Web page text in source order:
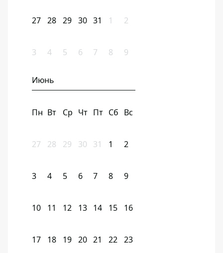
27 28 29 30 31 1 2
3 4 5 6 7 8 9
Июнь
Пн Вт Ср Чт Пт Сб Вс
27 28 29 30 31 1 2
3 4 5 6 7 8 9
10 11 12 13 14 15 16
17 18 19 20 21 22 23